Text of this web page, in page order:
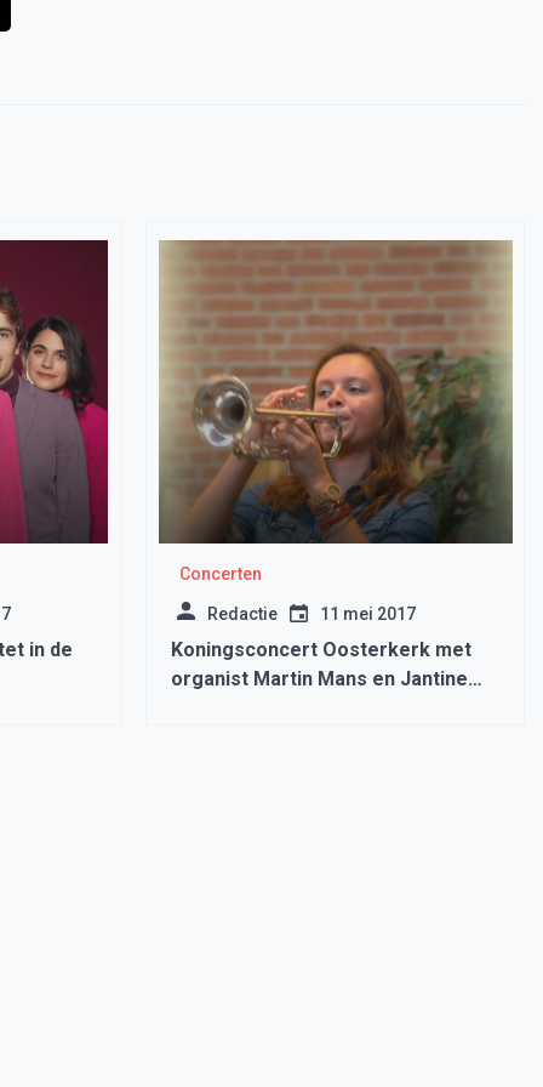
in de
Concerten
Redactie 11 mei 2017
Koningsconcert Oosterkerk met
organist Martin Mans en Jantine